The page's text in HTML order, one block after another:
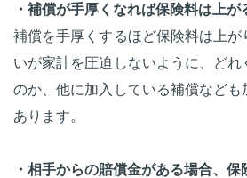
・補償が手厚くなれば保険料は上が
補償を手厚くするほど保険料は上
いが家計を圧迫しないように、ど
のか、他に加入している補償など
あります。
・相手からの賠償金がある場合、